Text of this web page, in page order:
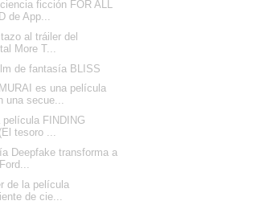
ficción FOR ALL
de App...
al tráiler del
More T...
de fantasía BLISS
es una película
una secue...
película FINDING
tesoro ...
Deepfake transforma a
de la película
de cie...